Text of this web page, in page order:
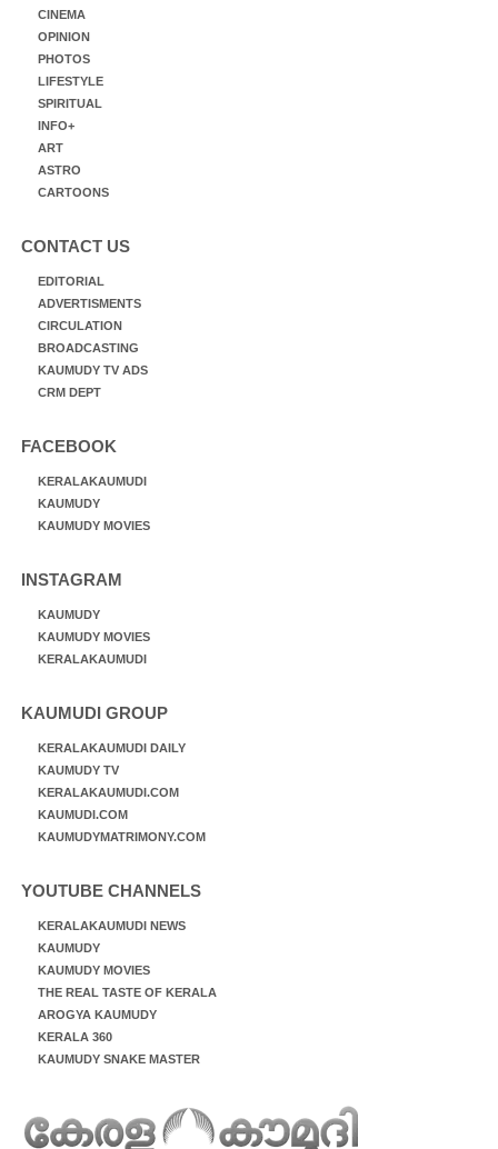
CINEMA
OPINION
PHOTOS
LIFESTYLE
SPIRITUAL
INFO+
ART
ASTRO
CARTOONS
CONTACT US
EDITORIAL
ADVERTISMENTS
CIRCULATION
BROADCASTING
KAUMUDY TV ADS
CRM DEPT
FACEBOOK
KERALAKAUMUDI
KAUMUDY
KAUMUDY MOVIES
INSTAGRAM
KAUMUDY
KAUMUDY MOVIES
KERALAKAUMUDI
KAUMUDI GROUP
KERALAKAUMUDI DAILY
KAUMUDY TV
KERALAKAUMUDI.COM
KAUMUDI.COM
KAUMUDYMATRIMONY.COM
YOUTUBE CHANNELS
KERALAKAUMUDI NEWS
KAUMUDY
KAUMUDY MOVIES
THE REAL TASTE OF KERALA
AROGYA KAUMUDY
KERALA 360
KAUMUDY SNAKE MASTER